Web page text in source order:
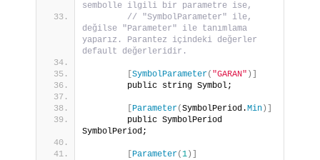
sembolle ilgili bir parametre ise,
// "SymbolParameter" ile,
değilse "Parameter" ile tanımlama
yaparız. Parantez içindeki değerler
default değerleridir.
[SymbolParameter( "GARAN" )]
        public string Symbol;
Parameter(SymbolPeriod.Min )]
        public SymbolPeriod
SymbolPeriod;
Parameter(1 )]